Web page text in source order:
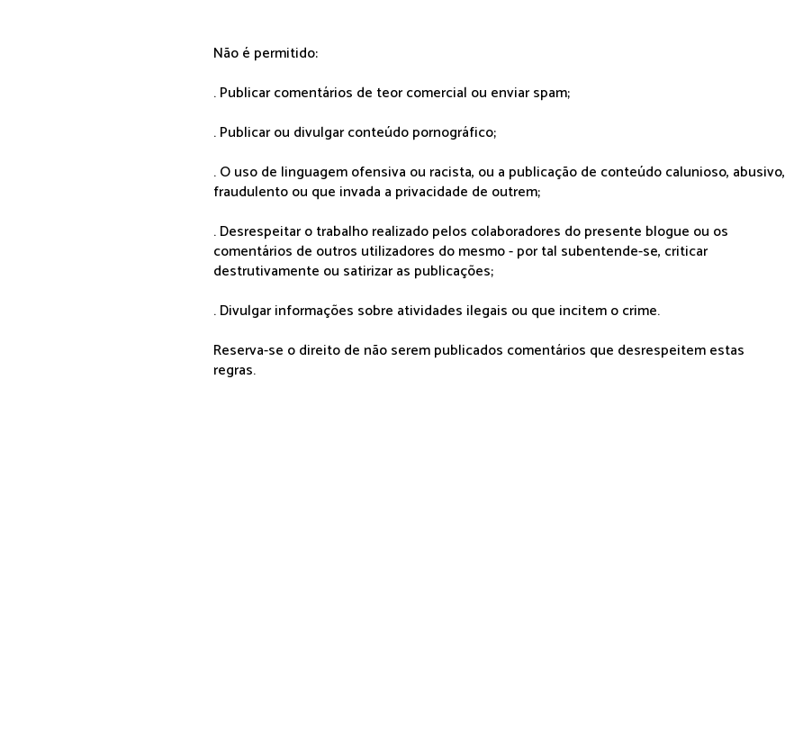
Não é permitido:
. Publicar comentários de teor comercial ou enviar spam;
. Publicar ou divulgar conteúdo pornográfico;
. O uso de linguagem ofensiva ou racista, ou a publicação de conteúdo calunioso, abusivo,
fraudulento ou que invada a privacidade de outrem;
. Desrespeitar o trabalho realizado pelos colaboradores do presente blogue ou os
comentários de outros utilizadores do mesmo - por tal subentende-se, criticar
destrutivamente ou satirizar as publicações;
. Divulgar informações sobre atividades ilegais ou que incitem o crime.
Reserva-se o direito de não serem publicados comentários que desrespeitem estas
regras.